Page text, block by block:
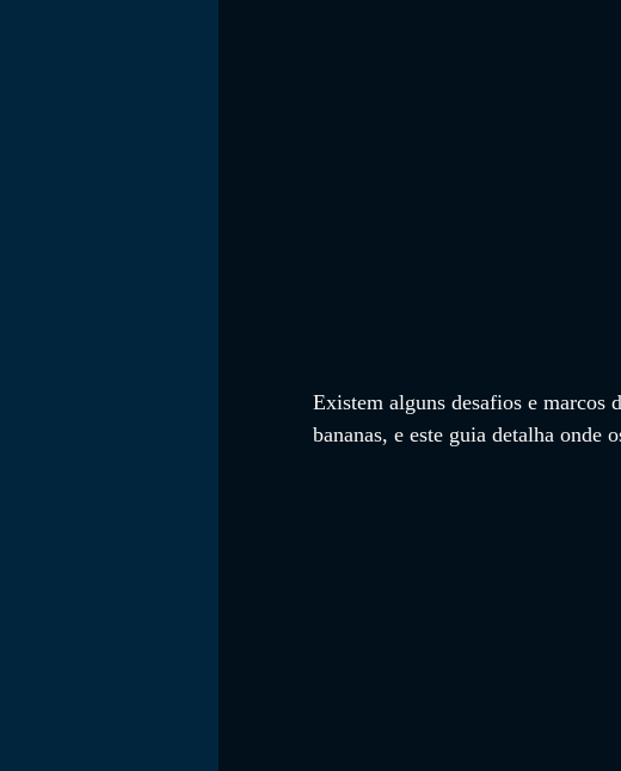
Existem alguns desafios e marcos
bananas, e este guia detalha onde